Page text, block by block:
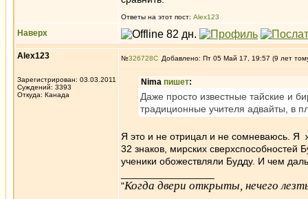
Ответы на этот пост: Alex123
Наверх
Alex123
Зарегистрирован: 03.03.2011
Суждений: 3393
Откуда: Канада
№326728 Добавлено: Пт 05 Май 17, 19:57 (9 лет
Nima пишет:
Даже просто известные тайские и
традиционные учителя адвайты, в
Я это и не отрицал и не сомневаюсь. Я
32 знаков, мирских сверхспособностей
ученики обожествляли Будду. И чем
"Когда двери открыты, нечего